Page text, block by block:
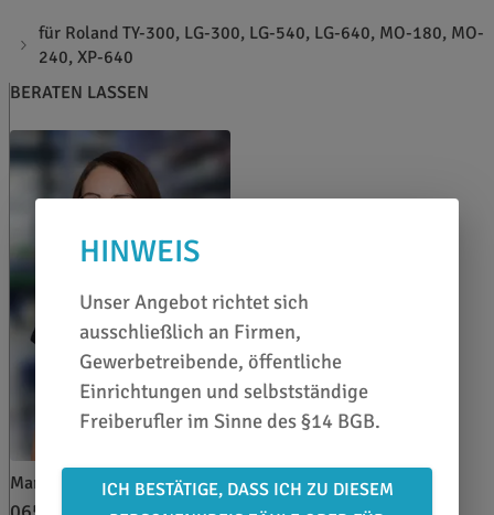
für Roland TY-300, LG-300, LG-540, LG-640, MO-180, MO-
240, XP-640
BERATEN LASSEN
Marina Brand
HINWEIS
Unser Angebot richtet sich
ausschließlich an Firmen,
Gewerbetreibende, öffentliche
Einrichtungen und selbstständige
Freiberufler im Sinne des §14 BGB.
ICH BESTÄTIGE, DASS ICH ZU DIESEM